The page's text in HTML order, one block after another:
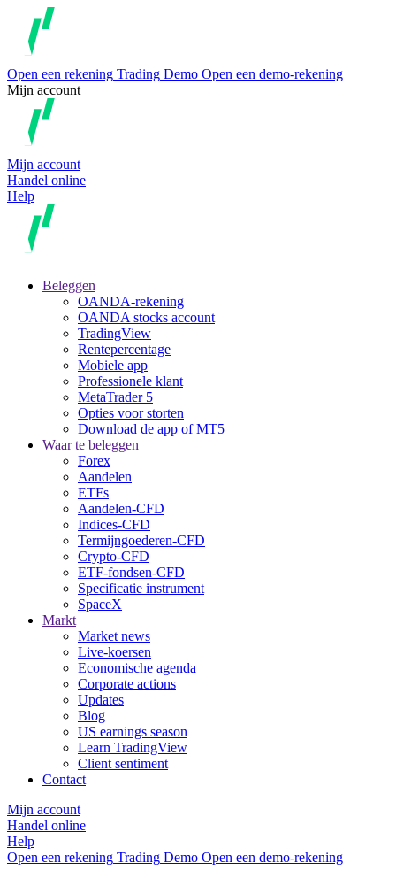
Open een rekening Trading Demo Open een demo-rekening
Mijn account
Mijn account
Handel online
Help
Beleggen
OANDA-rekening
OANDA stocks account
TradingView
Rentepercentage
Mobiele app
Professionele klant
MetaTrader 5
Opties voor storten
Download de app of MT5
Waar te beleggen
Forex
Aandelen
ETFs
Aandelen-CFD
Indices-CFD
Termijngoederen-CFD
Crypto-CFD
ETF-fondsen-CFD
Specificatie instrument
SpaceX
Markt
Market news
Live-koersen
Economische agenda
Corporate actions
Updates
Blog
US earnings season
Learn TradingView
Client sentiment
Contact
Mijn account
Handel online
Help
Open een rekening Trading Demo Open een demo-rekening